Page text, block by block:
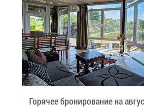
Го­ря­чее бро­ни­ро­ва­ние на